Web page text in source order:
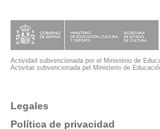
Actividad subvencionada por el Ministerio de
Activitat subvencionada pel Ministerio de
Legales
Política de privacidad